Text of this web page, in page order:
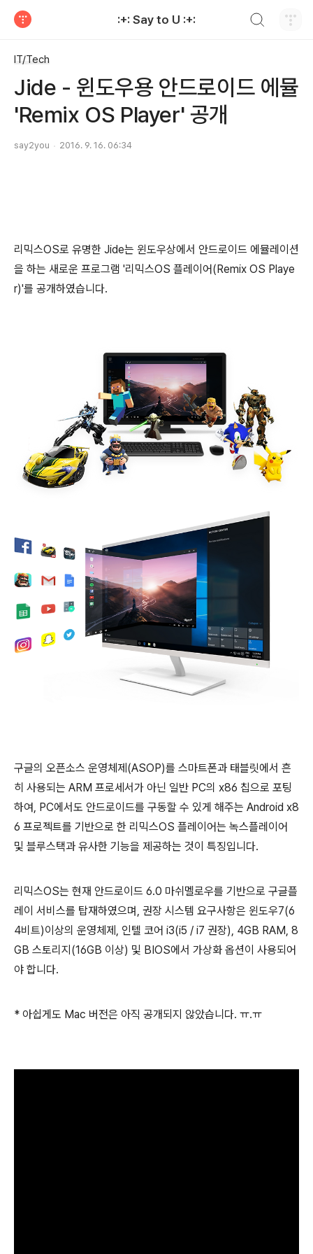
:+: Say to U :+:
IT/Tech
Jide - 윈도우용 안드로이드 에뮬
'Remix OS Player' 공개
say2you 2016. 9. 16. 06:34
리믹스OS로 유명한 Jide는 윈도우상에서 안드로이드 에뮬레이션
을 하는 새로운 프로그램 '리믹스OS 플레이어(Remix OS Playe
r)'를 공개하였습니다.
구글의 오픈소스 운영체제(ASOP)를 스마트폰과 태블릿에서 흔
히 사용되는 ARM 프로세서가 아닌 일반 PC의 x86 칩으로 포팅
하여, PC에서도 안드로이드를 구동할 수 있게 해주는 Android x8
6 프로젝트를 기반으로 한 리믹스OS 플레이어는 녹스플레이어
및 블루스택과 유사한 기능을 제공하는 것이 특징입니다.
리믹스OS는 현재 안드로이드 6.0 마쉬멜로우를 기반으로 구글플
레이 서비스를 탑재하였으며, 권장 시스템 요구사항은 윈도우7(6
4비트)이상의 운영체제, 인텔 코어 i3(i5 / i7 권장), 4GB RAM, 8
GB 스토리지(16GB 이상) 및 BIOS에서 가상화 옵션이 사용되어
야 합니다.
* 아쉽게도 Mac 버전은 아직 공개되지 않았습니다. ㅠ.ㅠ